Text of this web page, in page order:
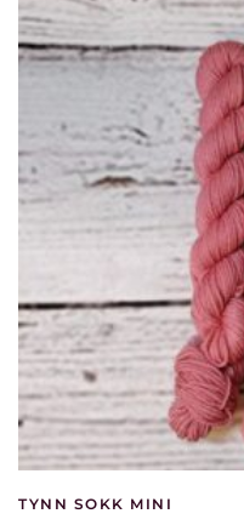
TYNN SOKK MINI